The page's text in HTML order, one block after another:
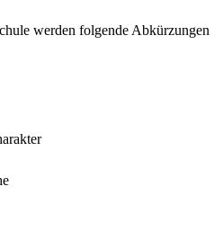
werden folgende Abkürzungen